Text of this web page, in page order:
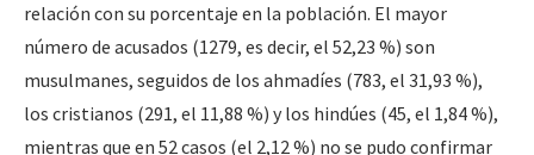
relación con su porcentaje en la población. El mayor
número de acusados (1279, es decir, el 52,23 %) son
musulmanes, seguidos de los ahmadíes (783, el 31,93 %),
los cristianos (291, el 11,88 %) y los hindúes (45, el 1,84 %),
mientras que en 52 casos (el 2,12 %) no se pudo confirmar